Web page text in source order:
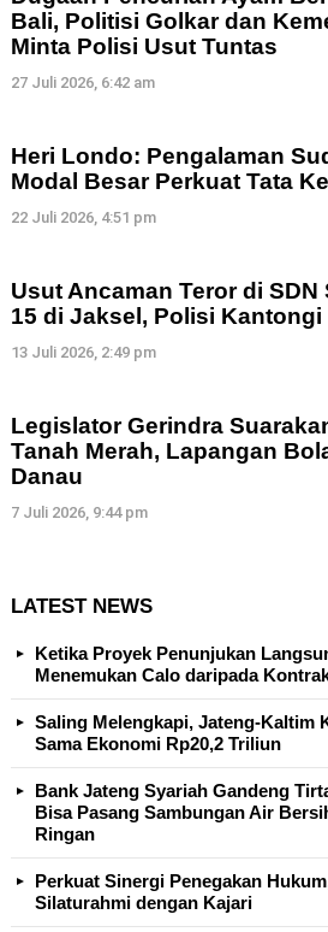
Bali, Politisi Golkar dan
Minta Polisi Usut Tuntas
27 Juli 2026, 6:42 am
Heri Londo: Pengalaman
Modal Besar Perkuat Tata
22 Juli 2026, 4:51 pm
Usut Ancaman Teror di
15 di Jaksel, Polisi
13 Juli 2026, 2:49 pm
Legislator Gerindra
Tanah Merah, Lapangan
Danau
7 Juli 2026, 9:44 pm
LATEST NEWS
Ketika Proyek Penunjukan
Menemukan Calo daripada
Saling Melengkapi, Jateng-Kaltim
Sama Ekonomi Rp20,2 Triliun
Bank Jateng Syariah Gandeng
Bisa Pasang Sambungan Air
Ringan
Perkuat Sinergi Penegakan
Silaturahmi dengan Kajari